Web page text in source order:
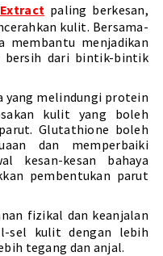
paling berkesan,
kulit. Bersama-
membantu menjadikan
dari bintik-bintik
yang melindungi protein
kulit yang boleh
Glutathione boleh
dan memperbaiki
kesan-kesan bahaya
pembentukan parut
fizikal dan keanjalan
sel kulit dengan lebih
tegang dan anjal.